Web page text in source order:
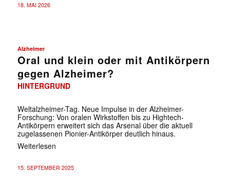
18. MAI 2026
Alzheimer
Oral und klein oder mit Antikörpern
gegen Alzheimer?
HINTERGRUND
Weltalzheimer-Tag. Neue Impulse in der Alzheimer-
Forschung: Von oralen Wirkstoffen bis zu Hightech-
Antikörpern erweitert sich das Arsenal über die aktuell
zugelassenen Pionier-Antikörper deutlich hinaus.
Weiterlesen
15. SEPTEMBER 2025